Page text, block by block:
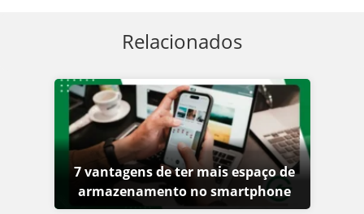
Relacionados
7 vantagens de ter mais espaço de
armazenamento no smartphone